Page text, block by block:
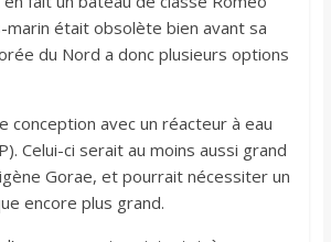
marin était obsolète bien avant sa
du Nord a donc plusieurs options
conception avec un réacteur à eau
Celui-ci serait au moins aussi grand
Gorae, et pourrait nécessiter un
encore plus grand.